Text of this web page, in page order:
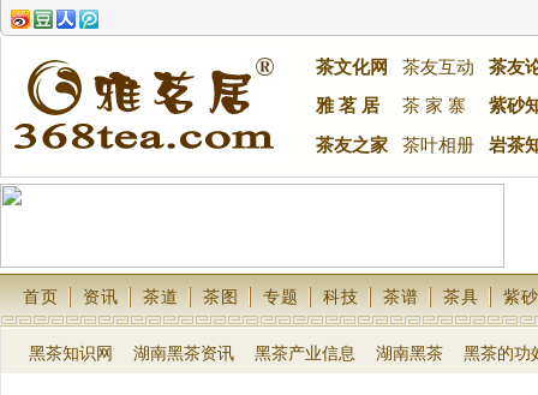
茶文化网 茶友互动
茶友
雅 茗 居
茶 家 寨 紫砂
茶友之家 茶叶相册 岩茶
首页 资讯 茶道 茶图 专题 科技 茶谱 茶具 紫砂
黑茶知识网 湖南黑茶资讯 黑茶产业信息 湖南黑茶 黑茶的功